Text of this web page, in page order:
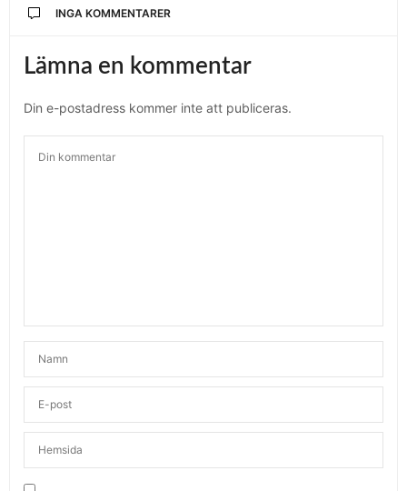
INGA KOMMENTARER
Lämna en kommentar
Din e-postadress kommer inte att publiceras.